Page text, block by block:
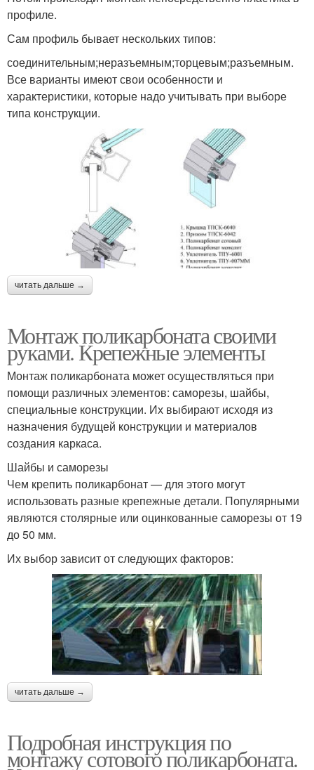
профиле.
Сам профиль бывает нескольких типов:
соединительным;неразъемным;торцевым;разъемным.
Все варианты имеют свои особенности и
характеристики, которые надо учитывать при выборе
типа конструкции.
читать дальше →
Монтаж поликарбоната своими
руками. Крепежные элементы
Монтаж поликарбоната может осуществляться при
помощи различных элементов: саморезы, шайбы,
специальные конструкции. Их выбирают исходя из
назначения будущей конструкции и материалов
создания каркаса.
Шайбы и саморезы
Чем крепить поликарбонат — для этого могут
использовать разные крепежные детали. Популярными
являются столярные или оцинкованные саморезы от 19
до 50 мм.
Их выбор зависит от следующих факторов:
читать дальше →
Подробная инструкция по
монтажу сотового поликарбоната.